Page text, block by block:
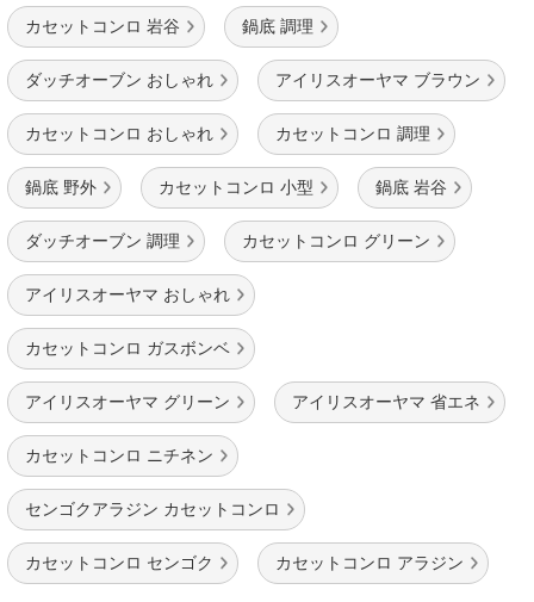
カセットコンロ 岩谷 鍋底 調理
ダッチオーブン おしゃれ アイリスオーヤマ ブラウン
カセットコンロ おしゃれ カセットコンロ 調理
鍋底 野外 カセットコンロ 小型 鍋底 岩谷
ダッチオーブン 調理 カセットコンロ グリーン
アイリスオーヤマ おしゃれ
カセットコンロ ガスボンベ
アイリスオーヤマ グリーン アイリスオーヤマ 省エネ
カセットコンロ ニチネン
センゴクアラジン カセットコンロ
カセットコンロ センゴク カセットコンロ アラジン